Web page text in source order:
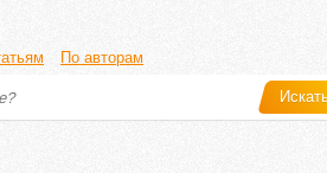
По авторам